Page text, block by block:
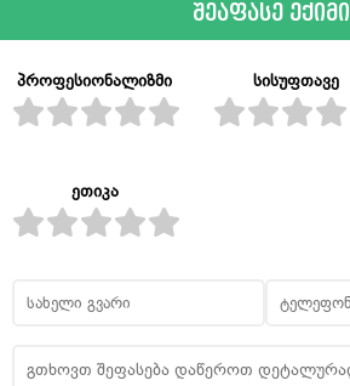
შეაფასე ექიმი
პროფესიონალიზმი სისუფთავე
ეთიკა